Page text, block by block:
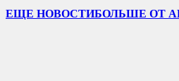
ЕЩЕ НОВОСТИБОЛЬШЕ ОТ